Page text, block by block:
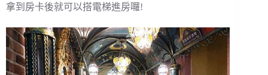
拿到房卡後就可以搭電梯進房囉!